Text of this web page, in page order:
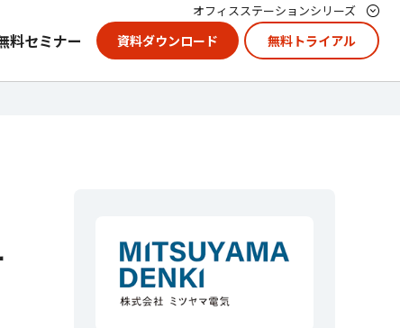
料セミナー 資料ダウンロード 無料トライアル
オフィスステーションシリーズ